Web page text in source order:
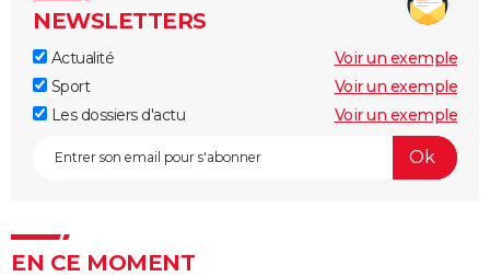
NEWSLETTERS
Actualité
Voir un exemple
Sport
Voir un exemple
Les dossiers d'actu
Voir un exemple
EN CE MOMENT